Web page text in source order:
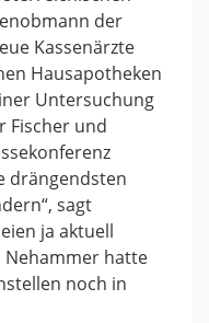
der
Kassenärzte
Hausapotheken
Untersuchung
Fischer und
drängendsten
sagt
ja aktuell
Nehammer hatte
noch in